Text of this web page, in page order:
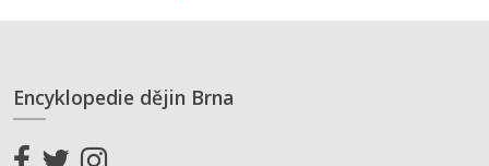
Encyklopedie dějin Brna